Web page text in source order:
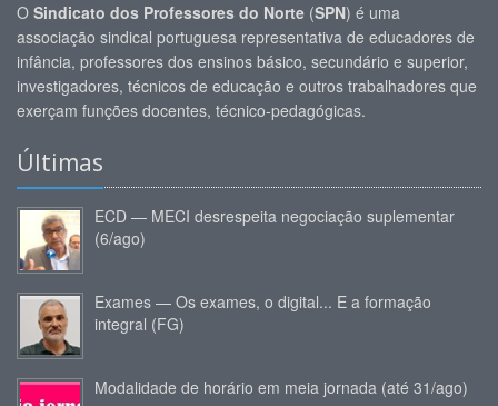
O Sindicato dos Professores do Norte (SPN) é uma
associação sindical portuguesa representativa de educadores de
infância, professores dos ensinos básico, secundário e superior,
investigadores, técnicos de educação e outros trabalhadores que
exerçam funções docentes, técnico-pedagógicas.
Últimas
ECD — MECI desrespeita negociação suplementar
(6/ago)
Exames — Os exames, o digital... E a formação
integral (FG)
Modalidade de horário em meia jornada (até 31/ago)